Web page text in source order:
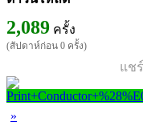
2,089 ครั้ง
(สัปดาห์ก่อน 0 ครั้ง)
แช
»